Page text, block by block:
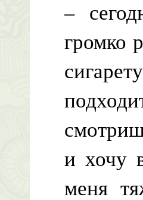
–
громко
и хочу
меня